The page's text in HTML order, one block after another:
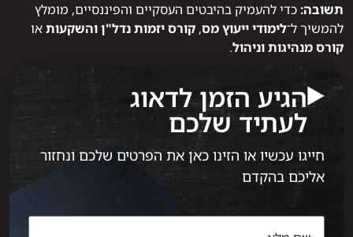
תשובה:כדי להעמיק בהיבטים העסקיים והפיננסיים, מומלץ
להמשיך ל־לימודי ייעוץ מס, קורס יזמות נדל"ן והשקעותאו
קורס מנהיגות וניהול.
הגיע הזמן לדאוג
לעתיד שלכם
חייגו עכשיו או הזינו כאן את הפרטים שלכם ונחזור
אליכם בהקדם